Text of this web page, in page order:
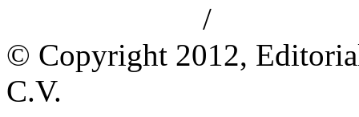
/
© Copyright 2012,
C.V.